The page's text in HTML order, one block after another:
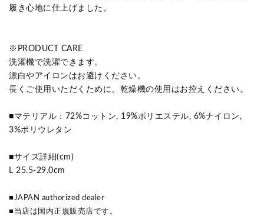
履き心地に仕上げました。
※PRODUCT CARE
洗濯機で洗濯できます。
漂白やアイロンはお避けください。
長くご使用いただくために、乾燥機の使用はお控えください。
■マテリアル：72%コットン, 19%ポリエステル, 6%ナイロン,
3%ポリウレタン
■サイズ詳細(cm)
L 25.5-29.0cm
■JAPAN authorized dealer
■当店は国内正規販売店です。